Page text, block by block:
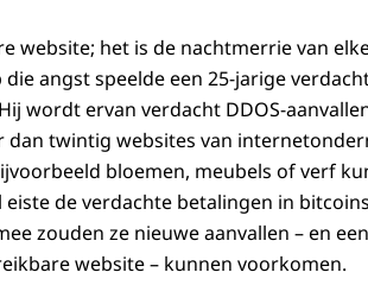
website; het is de nachtmerrie van
angst speelde een 25-jarige
wordt ervan verdacht DDOS-
dan twintig websites van
bloemen, meubels of verf
eiste de verdachte betalingen in
zouden ze nieuwe aanvallen – en een
website – kunnen voorkomen.